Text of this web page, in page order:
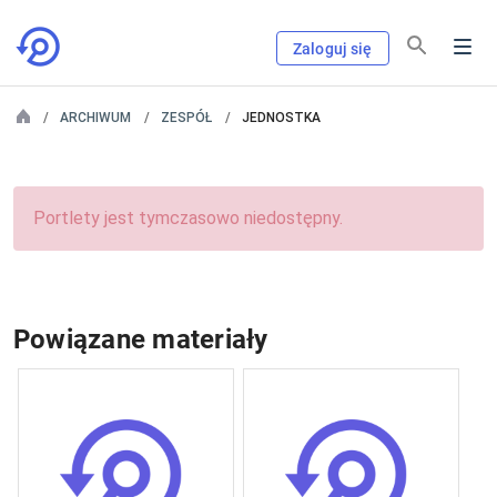
Zaloguj się
ARCHIWUM ZESPÓŁ JEDNOSTKA
Portlety jest tymczasowo niedostępny.
Powiązane materiały